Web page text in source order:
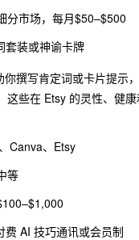
分市场，每月$50–$500
套装或神谕卡牌
撰写肯定词或卡片提示
这些在 Etsy 的灵性、健
Canva、Etsy
等
费 AI 技巧通讯或会员制